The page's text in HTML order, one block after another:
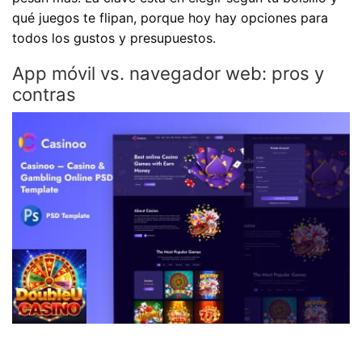
qué juegos te flipan, porque hoy hay opciones para
todos los gustos y presupuestos.
App móvil vs. navegador web: pros y
contras